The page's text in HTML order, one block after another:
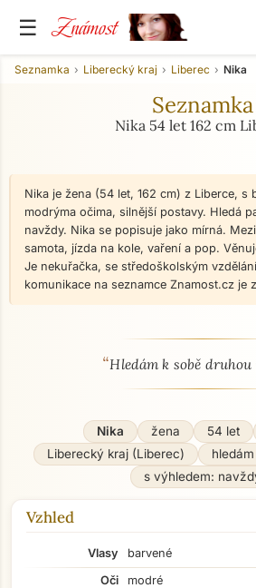
☰ Známost
Seznamka Liberecký kraj Liberec Nika
Seznamka
Nika 54 let 162 cm
Nika je žena (54 let, 162 cm) z Liberce, s
modrýma očima, silnější postavy. Hledá
navždy. Nika se popisuje jako mírná.
samota, jízda na kole, vaření a pop.
Je nekuřačka, se středoškolským
komunikace na seznamce Znamost.cz je
O mně - seznamka profil
“Hledám k sobě druhou
Nika žena 54 let
Liberecký kraj (Liberec)
s výhledem:
Vzhled
Vlasy
barvené
Oči
modré